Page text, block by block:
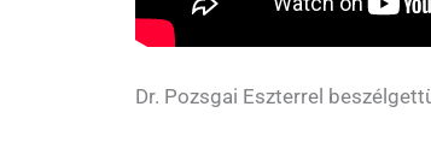
Dr. Pozsgai Eszterrel